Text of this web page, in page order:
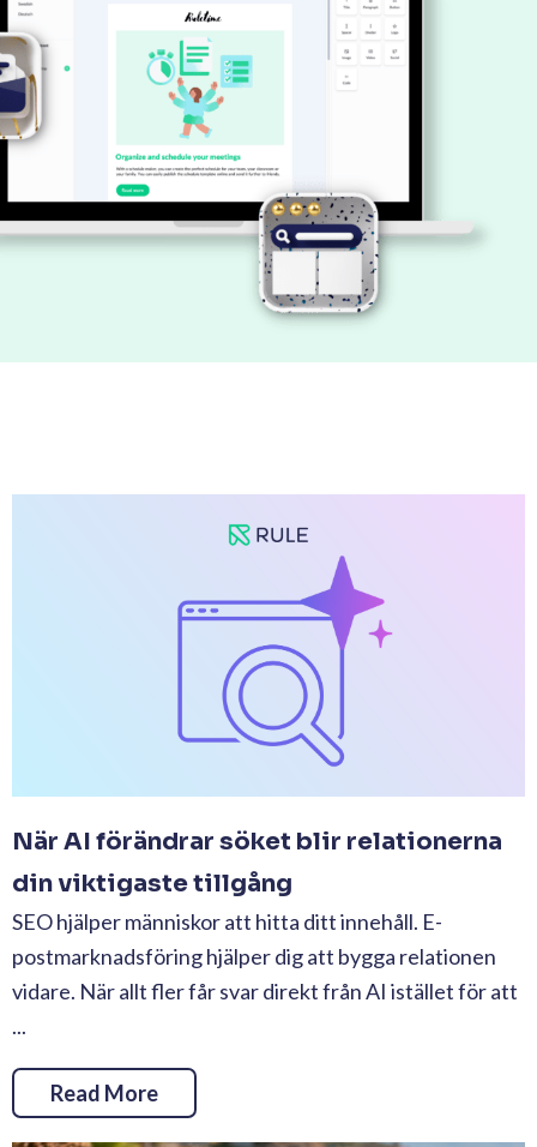
När AI förändrar söket blir relationerna
din viktigaste tillgång
SEO hjälper människor att hitta ditt innehåll. E-
postmarknadsföring hjälper dig att bygga relationen
vidare. När allt fler får svar direkt från AI istället för att
...
Read More